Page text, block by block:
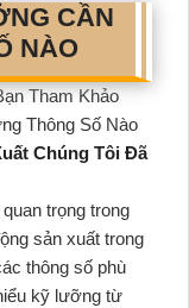
CẦN
NÀO
Tham Khảo
Thông Số Nào
Chúng Tôi Đã
trọng trong
sản xuất trong
thông số phù
kỹ lưỡng từ